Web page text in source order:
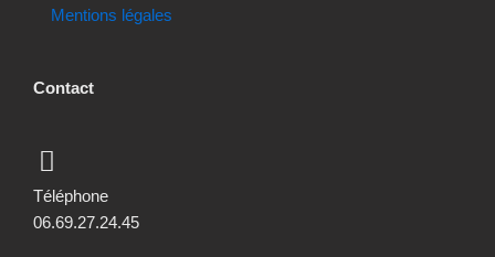
Mentions légales
Contact
Téléphone
06.69.27.24.45